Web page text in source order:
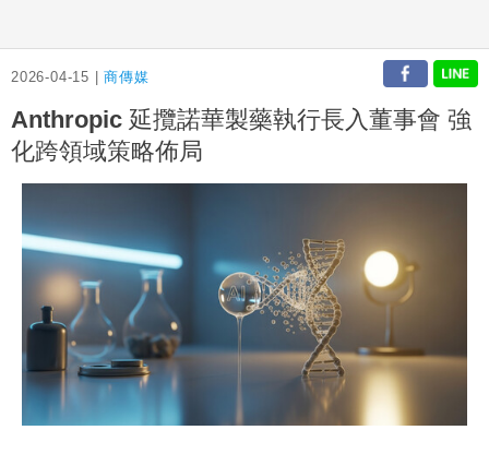
2026-04-15 |商傳媒
Anthropic 延攬諾華製藥執行長入董事會 強
化跨領域策略佈局